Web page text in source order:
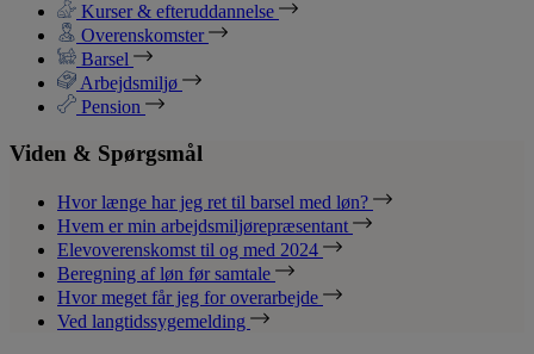
Kurser & efteruddannelse
Overenskomster
Barsel
Arbejdsmiljø
Pension
Viden & Spørgsmål
Hvor længe har jeg ret til barsel med løn?
Hvem er min arbejdsmiljørepræsentant
Elevoverenskomst til og med 2024
Beregning af løn før samtale
Hvor meget får jeg for overarbejde
Ved langtidssygemelding